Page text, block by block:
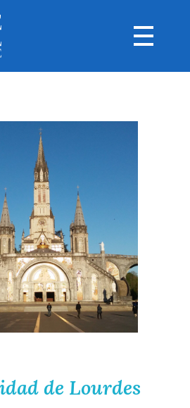
de Lourdes